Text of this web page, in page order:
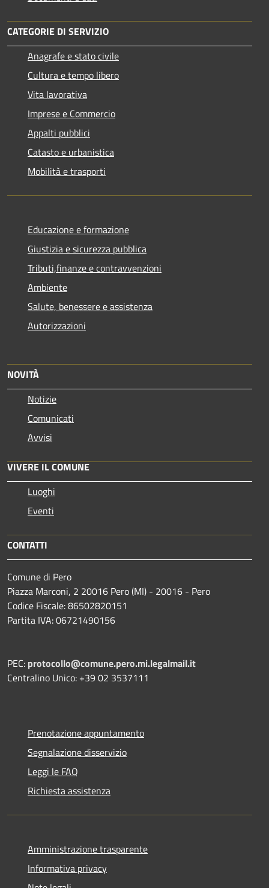
CATEGORIE DI SERVIZIO
Anagrafe e stato civile
Cultura e tempo libero
Vita lavorativa
Imprese e Commercio
Appalti pubblici
Catasto e urbanistica
Mobilità e trasporti
Educazione e formazione
Giustizia e sicurezza pubblica
Tributi,finanze e contravvenzioni
Ambiente
Salute, benessere e assistenza
Autorizzazioni
NOVITÀ
Notizie
Comunicati
Avvisi
VIVERE IL COMUNE
Luoghi
Eventi
CONTATTI
Comune di Pero
Piazza Marconi, 2 20016 Pero (MI) - 20016 - Pero
Codice Fiscale: 86502820151
Partita IVA: 06721490156
PEC: protocollo@comune.pero.mi.legalmail.it
Centralino Unico: +39 02 3537111
Prenotazione appuntamento
Segnalazione disservizio
Leggi le FAQ
Richiesta assistenza
Amministrazione trasparente
Informativa privacy